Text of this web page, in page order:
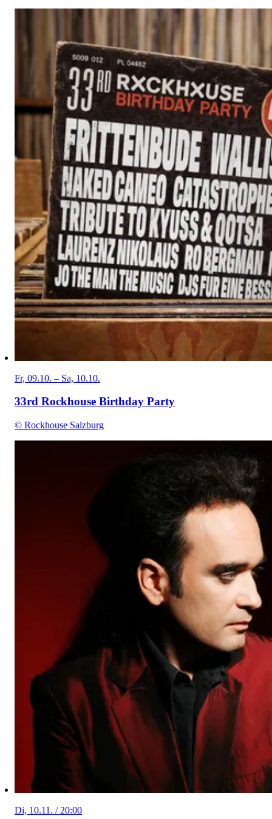
Fr, 09.10. – Sa, 10.10.
33rd Rockhouse Birthday Party
© Rockhouse Salzburg
Di, 10.11. / 20:00